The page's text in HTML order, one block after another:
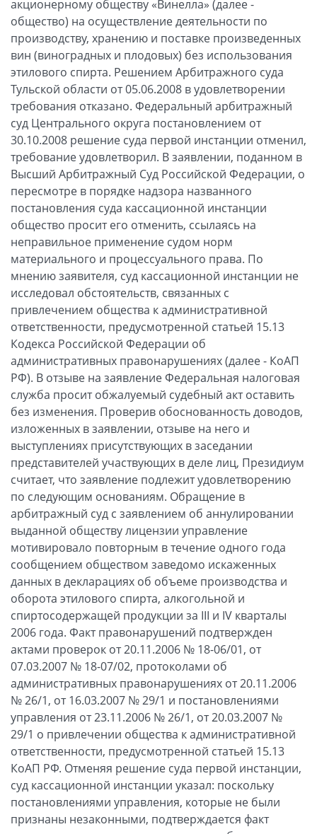
акционерному обществу «Винелла» (далее -
общество) на осуществление деятельности по
производству, хранению и поставке произведенных
вин (виноградных и плодовых) без использования
этилового спирта. Решением Арбитражного суда
Тульской области от 05.06.2008 в удовлетворении
требования отказано. Федеральный арбитражный
суд Центрального округа постановлением от
30.10.2008 решение суда первой инстанции отменил,
требование удовлетворил. В заявлении, поданном в
Высший Арбитражный Суд Российской Федерации, о
пересмотре в порядке надзора названного
постановления суда кассационной инстанции
общество просит его отменить, ссылаясь на
неправильное применение судом норм
материального и процессуального права. По
мнению заявителя, суд кассационной инстанции не
исследовал обстоятельств, связанных с
привлечением общества к административной
ответственности, предусмотренной статьей 15.13
Кодекса Российской Федерации об
административных правонарушениях (далее - КоАП
РФ). В отзыве на заявление Федеральная налоговая
служба просит обжалуемый судебный акт оставить
без изменения. Проверив обоснованность доводов,
изложенных в заявлении, отзыве на него и
выступлениях присутствующих в заседании
представителей участвующих в деле лиц, Президиум
считает, что заявление подлежит удовлетворению
по следующим основаниям. Обращение в
арбитражный суд с заявлением об аннулировании
выданной обществу лицензии управление
мотивировало повторным в течение одного года
сообщением обществом заведомо искаженных
данных в декларациях об объеме производства и
оборота этилового спирта, алкогольной и
спиртосодержащей продукции за III и IV кварталы
2006 года. Факт правонарушений подтвержден
актами проверок от 20.11.2006 № 18-06/01, от
07.03.2007 № 18-07/02, протоколами об
административных правонарушениях от 20.11.2006
№ 26/1, от 16.03.2007 № 29/1 и постановлениями
управления от 23.11.2006 № 26/1, от 20.03.2007 №
29/1 о привлечении общества к административной
ответственности, предусмотренной статьей 15.13
КоАП РФ. Отменяя решение суда первой инстанции,
суд кассационной инстанции указал: поскольку
постановлениями управления, которые не были
признаны незаконными, подтверждается факт